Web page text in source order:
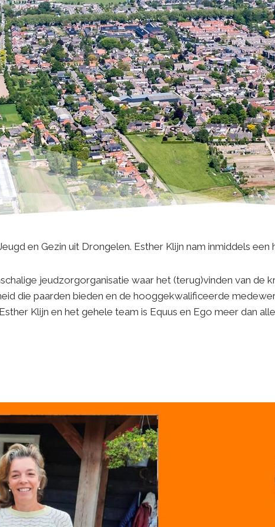
en Gezin uit Drongelen. Esther Klijn nam inmiddels
jeudzorgorganisatie waar het (terug)vinden van de
die paarden bieden en de hooggekwalificeerde
Klijn en het gehele team is Equus en Ego meer dan